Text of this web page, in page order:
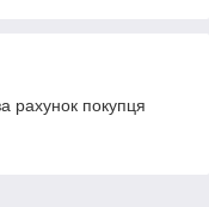
рахунок покупця